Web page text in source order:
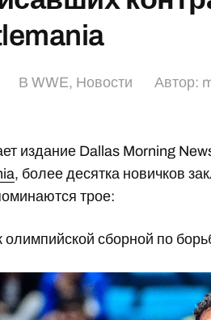
ВWWE, Новости Автор:
издание Dallas Morning
, более десятка новичков
трое:
олимпийской сборной по